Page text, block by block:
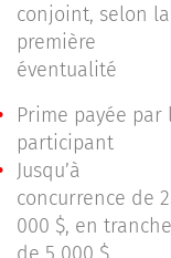
conjoint, selon la
première
éventualité
Prime payée par
participant
Jusqu’à
concurrence de
000 $, en